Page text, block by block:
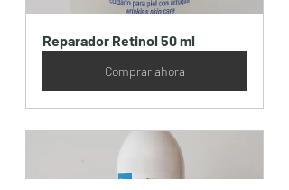
Reparador Retinol 50 ml
Comprar ahora